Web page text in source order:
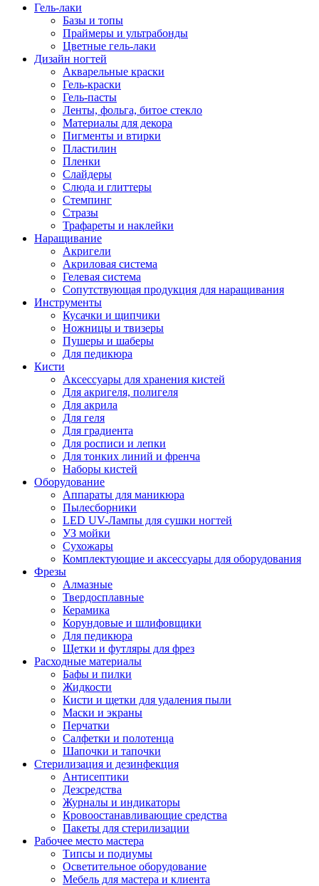
Гель-лаки
Базы и топы
Праймеры и ультрабонды
Цветные гель-лаки
Дизайн ногтей
Акварельные краски
Гель-краски
Гель-пасты
Ленты, фольга, битое стекло
Материалы для декора
Пигменты и втирки
Пластилин
Пленки
Слайдеры
Слюда и глиттеры
Стемпинг
Стразы
Трафареты и наклейки
Наращивание
Акригели
Акриловая система
Гелевая система
Сопутствующая продукция для наращивания
Инструменты
Кусачки и щипчики
Ножницы и твизеры
Пушеры и шаберы
Для педикюра
Кисти
Аксессуары для хранения кистей
Для акригеля, полигеля
Для акрила
Для геля
Для градиента
Для росписи и лепки
Для тонких линий и френча
Наборы кистей
Оборудование
Аппараты для маникюра
Пылесборники
LED UV-Лампы для сушки ногтей
УЗ мойки
Сухожары
Комплектующие и аксессуары для оборудования
Фрезы
Алмазные
Твердосплавные
Керамика
Корундовые и шлифовщики
Для педикюра
Щетки и футляры для фрез
Расходные материалы
Бафы и пилки
Жидкости
Кисти и щетки для удаления пыли
Маски и экраны
Перчатки
Салфетки и полотенца
Шапочки и тапочки
Стерилизация и дезинфекция
Антисептики
Дезсредства
Журналы и индикаторы
Кровоостанавливающие средства
Пакеты для стерилизации
Рабочее место мастера
Типсы и подиумы
Осветительное оборудование
Мебель для мастера и клиента